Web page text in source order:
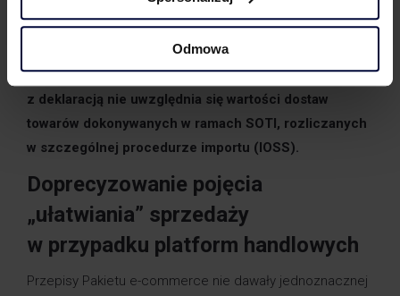
Odmowa
wysokość podstawy opodatkowania oraz podatek
należny, wynikające z tej dostawy.
Co potwierdzają Objaśnienia, w pliku JPK_VAT
z deklaracją nie uwzględnia się wartości dostaw
towarów dokonywanych w ramach SOTI, rozliczanych
w szczególnej procedurze importu (IOSS).
Doprecyzowanie pojęcia
„ułatwiania” sprzedaży
w przypadku platform handlowych
Przepisy Pakietu e-commerce nie dawały jednoznacznej